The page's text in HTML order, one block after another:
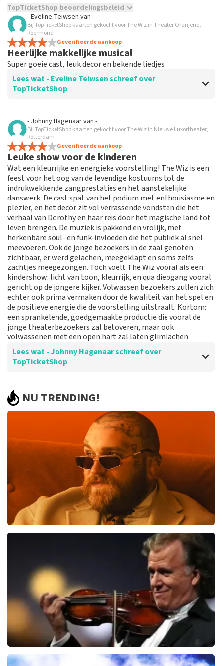
TopTicketShop beoordelingsbeleid
TopTicketShop verzamelt reviews van echte klanten. Het is
niet mogelijk om een review achter te laten als je geen
tickets hebt aangeschaft bij TopTicketShop. Reviews met
grof taalgebruik en/of onwaarheden worden niet geplaatst.
Het kan enkele weken duren voordat een review wordt
geplaatst.
- Eveline Teiwsen van -
Bij TopTicketShop kaarten gekocht voor The Wiz in Theater Oranjerie,
Roermond
Geverifieerde aankoop
Heerlijke makkelijke musical
Super goeie cast, leuk decor en bekende liedjes
Lees wat - Eveline Teiwsen schreef over
TopTicketShop
Beoordeling van - Eveline Teiwsen over
Te duur! Slechte plaatsen! Geen
annulering mogelijk.
Nooit meer top tickets! Slechte plaatsen! Veel te snel
gekocht waardoor ik annulering niet gelezen had
endus niet meer mogelijk was. Rechtstreeks bij theater
was 45,- volwassenen en kind gratis!! Top tickets
waren 80,- per volwassene!! Schandalig wat ze er aan
verdienen. Nooit doen want is echt niet top!!!!
Beste klant, Bedankt voor het schrijven van een review
op onze website. Uw feedback vinden wij erg belangrijk.
U helpt ons zo onze dienstverlening te verbeteren en
ook helpt u andere consumenten met het maken van
een beslissing. Wij hebben uw review gelezen en willen
er graag op reageren. Wij begrijpen dat u teleurgesteld
bent over de geboden plaatsen. Dit is vervelend. Maar
helaas gaan wij niet over de zaalindeling. Wij hebben de
categorie geleverd die u besteld heeft. Mocht het een
mindere plaats zijn in deze categorie dan komt dit
doordat de betere plaatsen in deze categorie al
verkocht waren aan de klanten voor u. Hier is helaas
niks aan te doen. Het klopt dat onze tickets soms
aanbod zoals ook normaal is in de vliegindustrie. Ook
ticketmaster maakt hier gebruik van bij haar platinum
tickets. De andere naam die op het ticket staat is te
verklaren doordat wij een wederverkoper zijn van
doorverkochte tickets. Wij hopen dat u ondanks alles
toch een fantastische avond heeft gehad. Met
vriendelijke groeten, Joost Topticketshop
Reactie van TopTicketShop
- Johnny Hagenaarvan -
Bij TopTicketShop kaarten gekocht voor The Wiz in Nieuwe Luxortheater,
Rotterdam
Geverifieerde aankoop
Leuke show voor de kinderen
Wat een kleurrijke en energieke voorstelling! The Wiz is een
feest voor het oog van de levendige kostuums tot de
indrukwekkende zangprestaties en het aanstekelijke
danswerk. De cast spat van het podium met enthousiasme en
plezier, en het decor zit vol verrassende vondsten die het
verhaal van Dorothy en haar reis door het magische land tot
leven brengen. De muziek is pakkend en vrolijk, met
herkenbare soul- en funk-invloeden die het publiek al snel
meevoeren. Ook de jonge bezoekers in de zaal genoten
zichtbaar, er werd gelachen, meegeklapt en soms zelfs
zachtjes meegezongen. Toch voelt The Wiz vooral als een
kindershow: licht van toon, kleurrijk, en qua diepgang vooral
gericht op de jongere kijker. Volwassen bezoekers zullen zich
echter ook prima vermaken door de kwaliteit van het spel en
de positieve energie die de voorstelling uitstraalt. Kortom:
een sprankelende, goedgemaakte productie die vooral de
jonge theaterbezoekers zal betoveren, maar ook
volwassenen met een open hart zal laten glimlachen
Lees wat - Johnny Hagenaar schreef over
TopTicketShop
Helder en snel
NU TRENDING!
BESTEL NU